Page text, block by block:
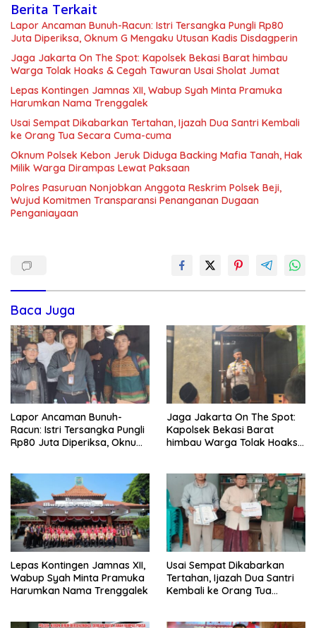
Berita Terkait
Lapor Ancaman Bunuh-Racun: Istri Tersangka Pungli Rp80
Juta Diperiksa, Oknum G Mengaku Utusan Kadis Disdagperin
Jaga Jakarta On The Spot: Kapolsek Bekasi Barat himbau
Warga Tolak Hoaks & Cegah Tawuran Usai Sholat Jumat
Lepas Kontingen Jamnas XII, Wabup Syah Minta Pramuka
Harumkan Nama Trenggalek
Usai Sempat Dikabarkan Tertahan, Ijazah Dua Santri Kembali
ke Orang Tua Secara Cuma-cuma
Oknum Polsek Kebon Jeruk Diduga Backing Mafia Tanah, Hak
Milik Warga Dirampas Lewat Paksaan
Polres Pasuruan Nonjobkan Anggota Reskrim Polsek Beji,
Wujud Komitmen Transparansi Penanganan Dugaan
Penganiayaan
Baca Juga
Lapor Ancaman Bunuh-
Racun: Istri Tersangka Pungli
Rp80 Juta Diperiksa, Oknum
Jaga Jakarta On The Spot:
Kapolsek Bekasi Barat
himbau Warga Tolak Hoaks
Lepas Kontingen Jamnas XII,
Wabup Syah Minta Pramuka
Harumkan Nama Trenggalek
Usai Sempat Dikabarkan
Tertahan, Ijazah Dua Santri
Kembali ke Orang Tua